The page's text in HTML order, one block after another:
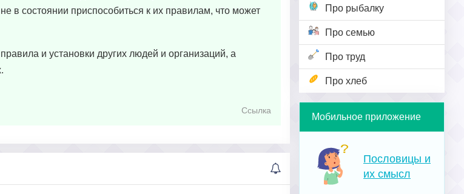
Про рыбалку
Про семью
Про труд
Про хлеб
Мобильное приложение
Пословицы и
их смысл
в состоянии приспособиться к их правилам, что может
и установки других людей и организаций, а
Ссылка